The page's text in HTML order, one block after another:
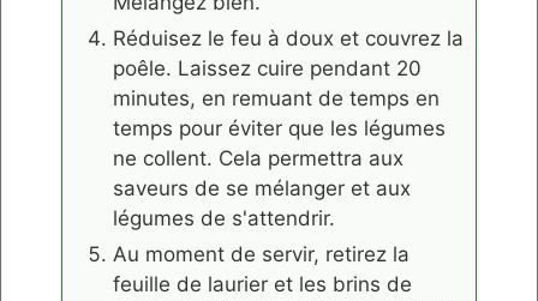
Réduisez le feu à doux et couvrez la
poêle. Laissez cuire pendant 20
minutes, en remuant de temps en
temps pour éviter que les légumes
ne collent. Cela permettra aux
saveurs de se mélanger et aux
légumes de s'attendrir.
Au moment de servir, retirez la
feuille de laurier et les brins de